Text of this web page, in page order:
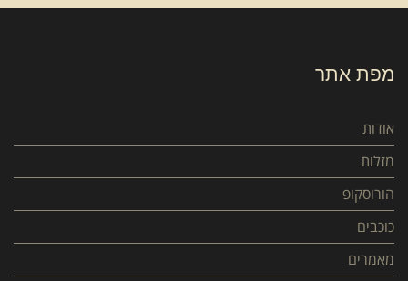
מפת אתר
אודות
מזלות
הורוסקופ
כוכבים
מאמרים